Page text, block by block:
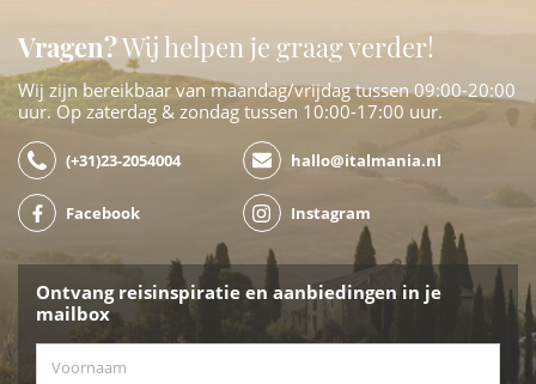
Vragen?Wij helpen je graag verder!
Wij zijn bereikbaar van maandag/vrijdag tussen 09:00-20:00
uur. Op zaterdag & zondag tussen 10:00-17:00 uur.
(+31)23-2054004 hallo@italmania.nl
Facebook Instagram
Ontvang reisinspiratie en aanbiedingen in je
mailbox